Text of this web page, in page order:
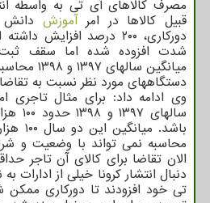
مصرف کالاهای آی تی به واسطه
قبیل کالاها در امرآموزش دانش
دورکاری، ۲۰۰ درصد
شدت افزوده شده اما سقف
میانگین
دستگاههای مورد نظر نسبت به
وی ادامه داد: برای مثال تاجری
باشد.
محاسبه نمی تواند با وضعیت و
دنبال انتشار کرونا خیلی از ادارات
تی خود افزودند تا دورکاری